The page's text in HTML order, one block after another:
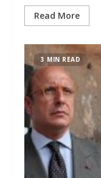
Read More
3 MIN READ